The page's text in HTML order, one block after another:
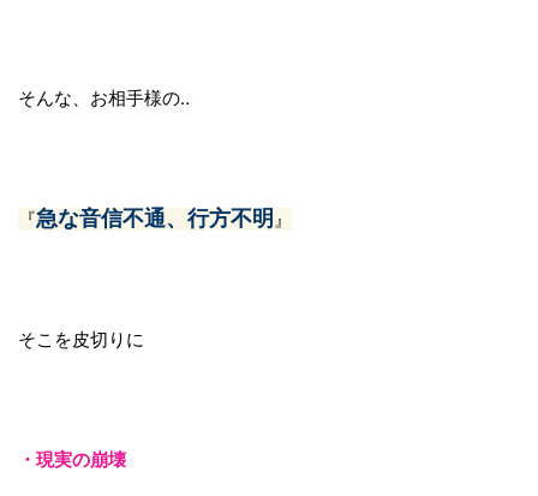
そんな、お相手様の‥
『急な音信不通、行方不明 』
そこを皮切りに
・現実の崩壊